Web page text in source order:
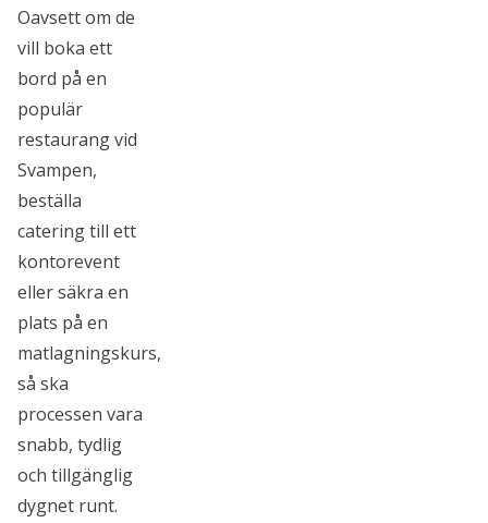
Oavsett om de
vill boka ett
bord på en
populär
restaurang vid
Svampen,
beställa
catering till ett
kontorevent
eller säkra en
plats på en
matlagningskurs,
så ska
processen vara
snabb, tydlig
och tillgänglig
dygnet runt.